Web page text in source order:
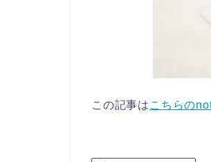
この記事は こちらの